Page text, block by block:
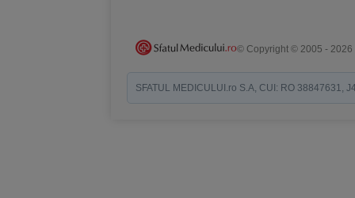
© Copyright © 2005 - 2026
SFATUL MEDICULUI.ro S.A, CUI: RO 38847631,